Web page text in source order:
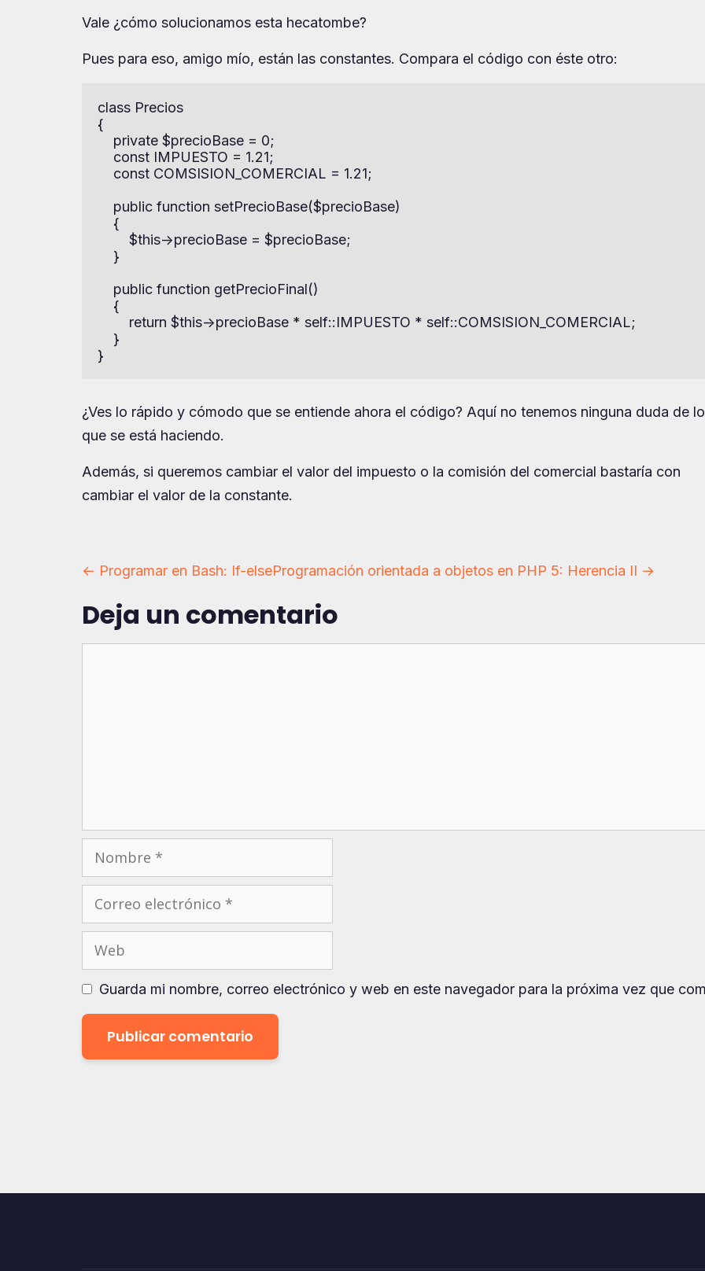
Vale ¿cómo solucionamos esta hecatombe?
Pues para eso, amigo mío, están las constantes. Compara el código con éste otro:
class Precios
{
    private $precioBase = 0;
    const IMPUESTO = 1.21;
    const COMSISION_COMERCIAL = 1.21;
    public function setPrecioBase($precioBase)
    {
        $this->precioBase = $precioBase;
    }
    public function getPrecioFinal()
    {
        return $this->precioBase * self::IMPUESTO * self::COMSISION_COMERCIAL;
    }
}
¿Ves lo rápido y cómodo que se entiende ahora el código? Aquí no tenemos ninguna duda de lo
que se está haciendo.
Además, si queremos cambiar el valor del impuesto o la comisión del comercial bastaría con
cambiar el valor de la constante.
Navegación
de
← Programar en Bash: If-elseProgramación orientada a objetos en PHP 5: Herencia II →
Deja un comentario
Nombre
Correo
electrónico
Web
Guarda mi nombre, correo electrónico y web en este navegador para la próxima vez que